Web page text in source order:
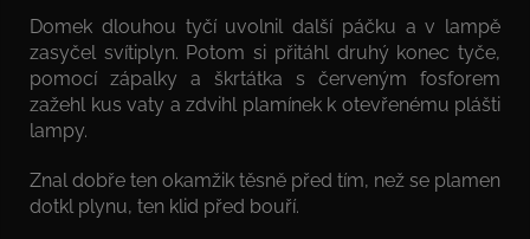
Domek dlouhou tyčí uvolnil další páčku a v lampě
zasyčel svítiplyn. Potom si přitáhl druhý konec tyče,
pomocí zápalky a škrtátka s červeným fosforem
zažehl kus vaty a zdvihl plamínek k otevřenému plášti
lampy.
Znal dobře ten okamžik těsně před tím, než se plamen
dotkl plynu, ten klid před bouří.